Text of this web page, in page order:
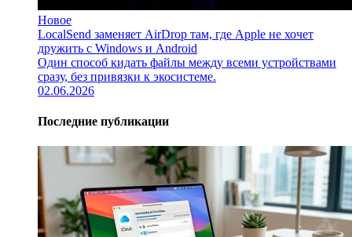
Новое
LocalSend заменяет AirDrop там, где Apple не хочет
дружить с Windows и Android
Один способ кидать файлы между всеми устройствами
сразу, без привязки к экосистеме.
02.06.2026
Последние публикации